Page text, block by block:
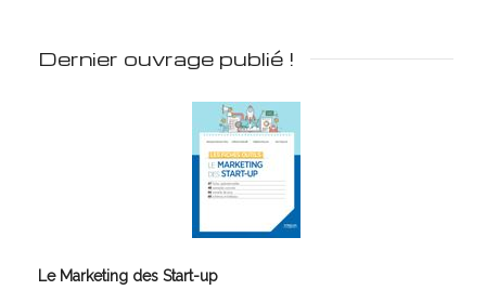
Dernier ouvrage publié !
Le Marketing des Start-up